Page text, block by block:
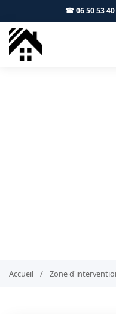
☎ 06 50 53 40
Accueil / Zone